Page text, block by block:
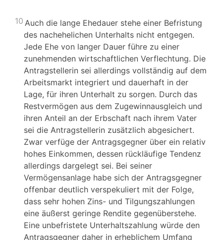
10 Auch die lange Ehedauer stehe einer Befristung
des nachehelichen Unterhalts nicht entgegen.
Jede Ehe von langer Dauer führe zu einer
zunehmenden wirtschaftlichen Verflechtung. Die
Antragstellerin sei allerdings vollständig auf dem
Arbeitsmarkt integriert und dauerhaft in der
Lage, für ihren Unterhalt zu sorgen. Durch das
Restvermögen aus dem Zugewinnausgleich und
ihren Anteil an der Erbschaft nach ihrem Vater
sei die Antragstellerin zusätzlich abgesichert.
Zwar verfüge der Antragsgegner über ein relativ
hohes Einkommen, dessen rückläufige Tendenz
allerdings dargelegt sei. Bei seiner
Vermögensanlage habe sich der Antragsgegner
offenbar deutlich verspekuliert mit der Folge,
dass sehr hohen Zins- und Tilgungszahlungen
eine äußerst geringe Rendite gegenüberstehe.
Eine unbefristete Unterhaltszahlung würde den
Antragsgegner daher in erheblichem Umfang